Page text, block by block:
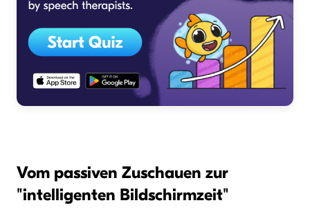
Vom passiven Zuschauen zur
"intelligenten Bildschirmzeit"